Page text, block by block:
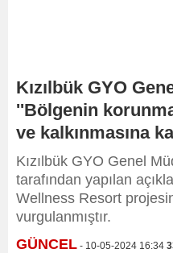
Kızılbük GYO
''Bölgenin
ve kalkınmasına
Kızılbük GYO Genel
tarafından yapılan
Wellness Resort
vurgulanmıştır.
GÜNCEL - 10-05-2024 16:34